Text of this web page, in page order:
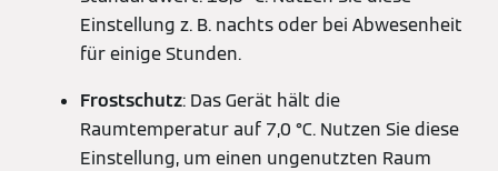
Einstellung z. B. nachts oder bei Abwesenheit
für einige Stunden.
Frostschutz: Das Gerät hält die
Raumtemperatur auf 7,0 °C. Nutzen Sie diese
Einstellung, um einen ungenutzten Raum